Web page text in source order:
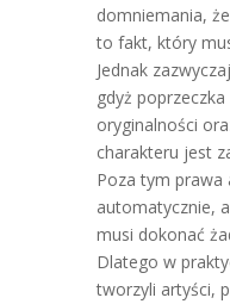
domniemania,
to fakt, który
Jednak
gdyż poprzeczka
oryginalności
charakteru jest
Poza tym
automatycznie,
musi dokonać
Dlatego w
tworzyli artyści,